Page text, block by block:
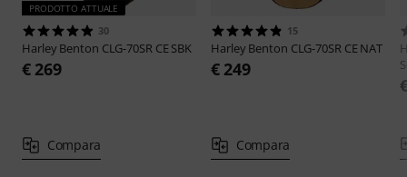
PRODOTTO ATTUALE
30
Harley Benton CLG-70SR CE SBK
€ 269
Compara
15
Harley Benton CLG-70SR CE NAT
€ 249
Compara